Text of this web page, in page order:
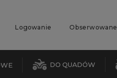
Logowanie Obserwowane
DO QUADÓW